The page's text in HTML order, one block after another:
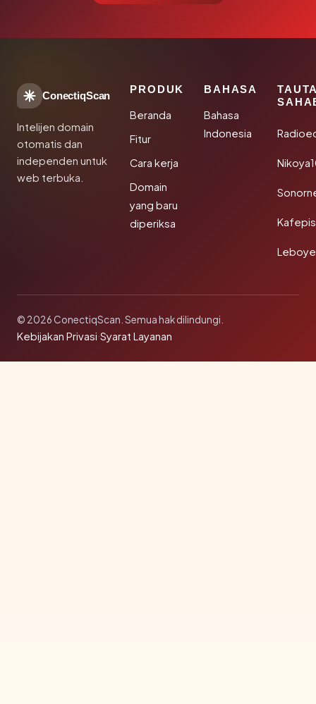
ConectiqScan
Intelijen domain
otomatis dan
independen untuk
web terbuka.
PRODUK
Beranda
Fitur
Cara kerja
Domain
yang baru
diperiksa
BAHASA
Bahasa
Indonesia
© 2026 ConectiqScan. Semua hak dilindungi.
Kebijakan Privasi·Syarat Layanan